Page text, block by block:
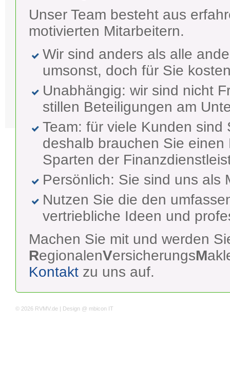
Unser Team besteht aus
motivierten Mitarbeitern.
Wir sind anders als alle
umsonst, doch für Sie
Unabhängig: wir sind nicht
stillen Beteiligungen am
Team: für viele Kunden sind
deshalb brauchen Sie
Sparten der
Persönlich: Sie sind uns als
Nutzen Sie die den
vertriebliche Ideen und
Machen Sie mit und werden
RegionalenVersicherungsM
Kontakt zu uns auf.
© 2026 RVMV.de | Design @ mbicon IT